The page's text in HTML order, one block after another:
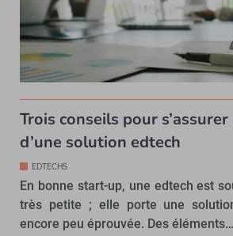
Trois conseils pour
d’une solution edtech
EDTECHS
En bonne start-up, une edtech est
très petite ; elle porte une
encore peu éprouvée. Des éléments…